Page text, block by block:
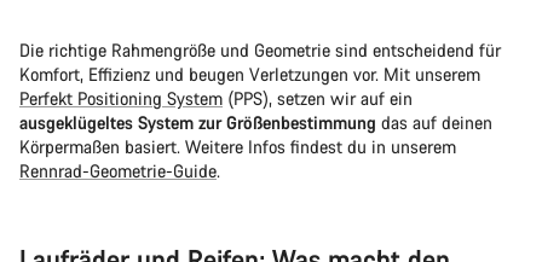
Die richtige Rahmengröße und Geometrie sind entscheidend für
Komfort, Effizienz und beugen Verletzungen vor. Mit unserem
Perfekt Positioning System (PPS), setzen wir auf ein
ausgeklügeltes System zur Größenbestimmung das auf deinen
Körpermaßen basiert. Weitere Infos findest du in unserem
Rennrad-Geometrie-Guide.